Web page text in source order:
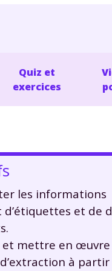
Quiz et
exercices
les informations
d’étiquettes et de
et mettre en œuvre
à partir